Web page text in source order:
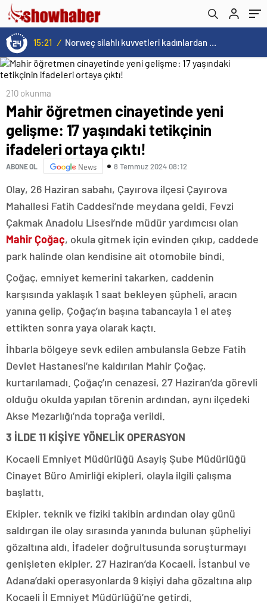
15:21 / Norweç silahlı kuvvetleri kadınlardan oluşan özel kuvvetler eğitimlerini başlattı.
210 okunma
Mahir öğretmen cinayetinde yeni
gelişme: 17 yaşındaki tetikçinin
ifadeleri ortaya çıktı!
ABONE OL News 8 Temmuz 2024 08:12
Olay, 26 Haziran sabahı, Çayırova ilçesi Çayırova
Mahallesi Fatih Caddesi’nde meydana geldi. Fevzi
Çakmak Anadolu Lisesi’nde müdür yardımcısı olan
Mahir Çoğaç, okula gitmek için evinden çıkıp, caddede
park halinde olan kendisine ait otomobile bindi.
Çoğaç, emniyet kemerini takarken, caddenin
karşısında yaklaşık 1 saat bekleyen şüpheli, aracın
yanına gelip, Çoğaç’ın başına tabancayla 1 el ateş
ettikten sonra yaya olarak kaçtı.
İhbarla bölgeye sevk edilen ambulansla Gebze Fatih
Devlet Hastanesi’ne kaldırılan Mahir Çoğaç,
kurtarılamadı. Çoğaç’ın cenazesi, 27 Haziran’da görevli
olduğu okulda yapılan törenin ardından, aynı ilçedeki
Akse Mezarlığı’nda toprağa verildi.
3 İLDE 11 KİŞİYE YÖNELİK OPERASYON
Kocaeli Emniyet Müdürlüğü Asayiş Şube Müdürlüğü
Cinayet Büro Amirliği ekipleri, olayla ilgili çalışma
başlattı.
Ekipler, teknik ve fiziki takibin ardından olay günü
saldırgan ile olay sırasında yanında bulunan şüpheliyi
gözaltına aldı. İfadeler doğrultusunda soruşturmayı
genişleten ekipler, 27 Haziran’da Kocaeli, İstanbul ve
Adana’daki operasyonlarda 9 kişiyi daha gözaltına alıp
Kocaeli İl Emniyet Müdürlüğü’ne getirdi.